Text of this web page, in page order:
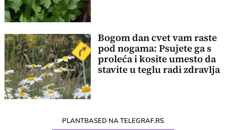
Bogom dan cvet vam raste
pod nogama: Psujete ga s
proleća i kosite umesto da
stavite u teglu radi zdravlja
PLANTBASED NA TELEGRAF.RS